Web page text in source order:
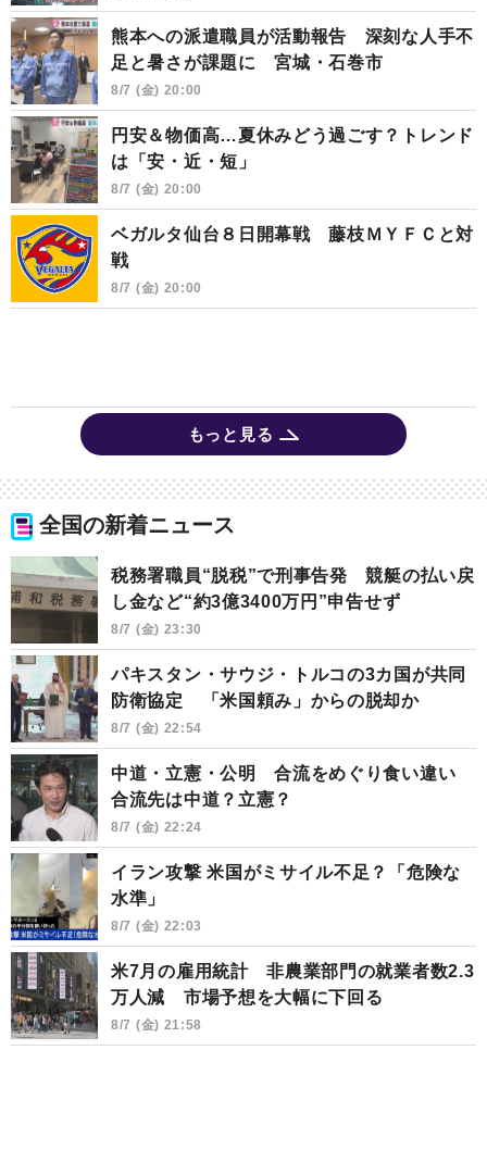
熊本への派遣職員が活動報告 深刻な人手不
足と暑さが課題に 宮城・石巻市
8/7 (金) 20:00
円安＆物価高…夏休みどう過ごす？トレンド
は「安・近・短」
8/7 (金) 20:00
ベガルタ仙台８日開幕戦 藤枝ＭＹＦＣと対
戦
8/7 (金) 20:00
もっと見る
全国の新着ニュース
税務署職員“脱税”で刑事告発 競艇の払い戻
し金など“約3億3400万円”申告せず
8/7 (金) 23:30
パキスタン・サウジ・トルコの3カ国が共同
防衛協定 「米国頼み」からの脱却か
8/7 (金) 22:54
中道・立憲・公明 合流をめぐり食い違い
合流先は中道？立憲？
8/7 (金) 22:24
イラン攻撃 米国がミサイル不足？「危険な
水準」
8/7 (金) 22:03
米7月の雇用統計 非農業部門の就業者数2.3
万人減 市場予想を大幅に下回る
8/7 (金) 21:58